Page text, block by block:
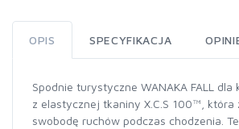
OPIS SPECYFIKACJA
Spodnie turystyczne WANAKA FALL dla
z elastycznej tkaniny X.C.S 100™, która
swobodę ruchów podczas chodzenia.